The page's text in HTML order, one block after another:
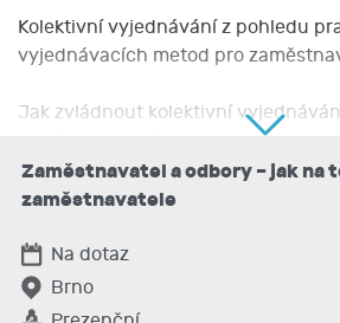
Kolektivní vyjednávání z pohledu
vyjednávacích metod pro
Jak zvládnout kolektivní
Jak zvládnout komunikaci s
Zhodnocení kolektivního
smluv v roce 2019 s výhledem do
Zaměstnavatel a odbory – jak na
zaměstnavatele
Na dotaz
Brno